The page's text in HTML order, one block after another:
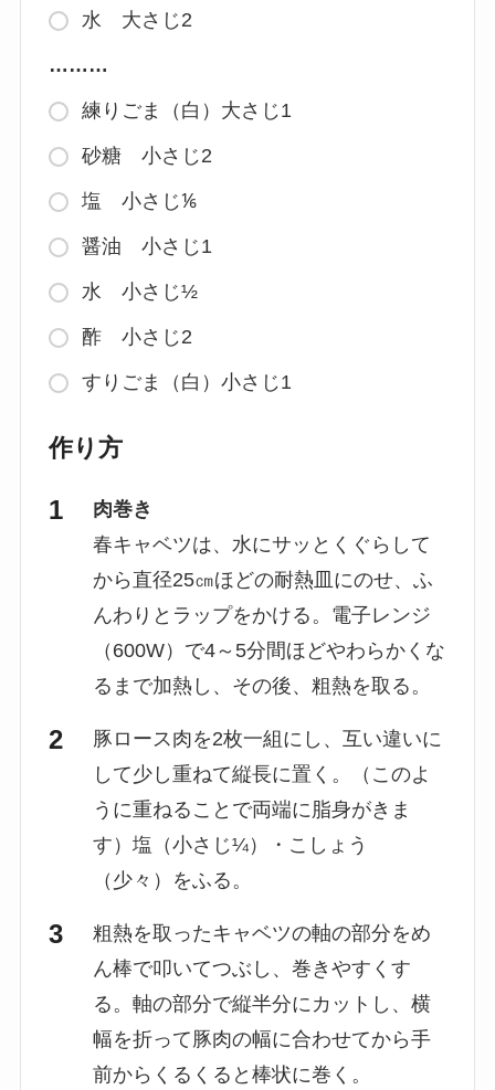
水 大さじ2
………
練りごま（白）大さじ1
砂糖 小さじ2
塩 小さじ⅙
醤油 小さじ1
水 小さじ½
酢 小さじ2
すりごま（白）小さじ1
作り方
肉巻き
春キャベツは、水にサッとくぐらして
から直径25㎝ほどの耐熱皿にのせ、ふ
んわりとラップをかける。電子レンジ
（600W）で4～5分間ほどやわらかくな
るまで加熱し、その後、粗熱を取る。
豚ロース肉を2枚一組にし、互い違いに
して少し重ねて縦長に置く。（このよ
うに重ねることで両端に脂身がきま
す）塩（小さじ¼）・こしょう
（少々）をふる。
粗熱を取ったキャベツの軸の部分をめ
ん棒で叩いてつぶし、巻きやすくす
る。軸の部分で縦半分にカットし、横
幅を折って豚肉の幅に合わせてから手
前からくるくると棒状に巻く。